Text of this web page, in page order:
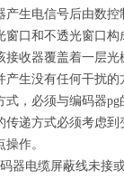
产生电信号后由数
窗口和不透光窗口
接收器覆盖着一层
产生没有任何干扰
式，必须与编码器
传递方式必须考虑
操作。
器电缆屏蔽线未接